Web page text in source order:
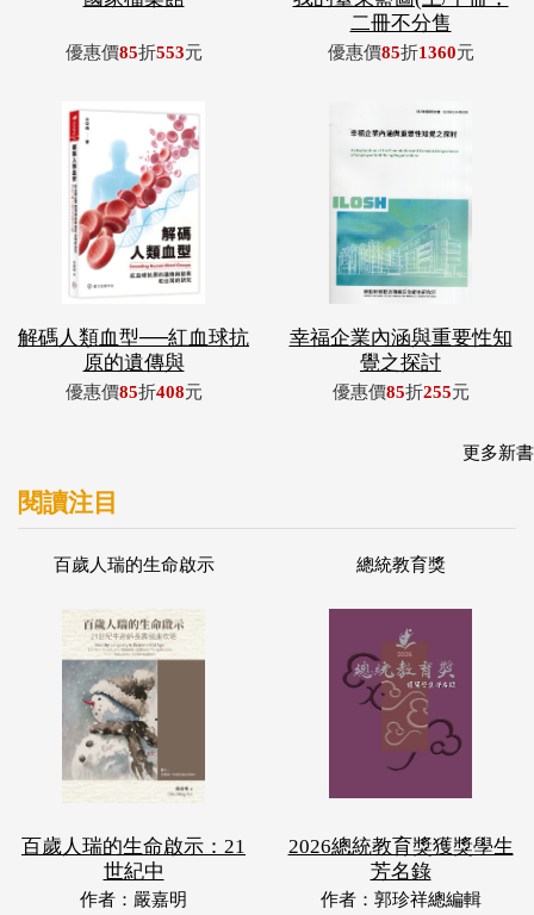
優惠價85折553元
二冊不分售
優惠價85折1360元
解碼人類血型──紅血球抗
原的遺傳與
優惠價85折408元
幸福企業內涵與重要性知
覺之探討
優惠價85折255元
更多新書
閱讀注目
百歲人瑞的生命啟示
百歲人瑞的生命啟示：21
世紀中
作者：嚴嘉明
總統教育獎
2026總統教育獎獲獎學生
芳名錄
作者：郭珍祥總編輯